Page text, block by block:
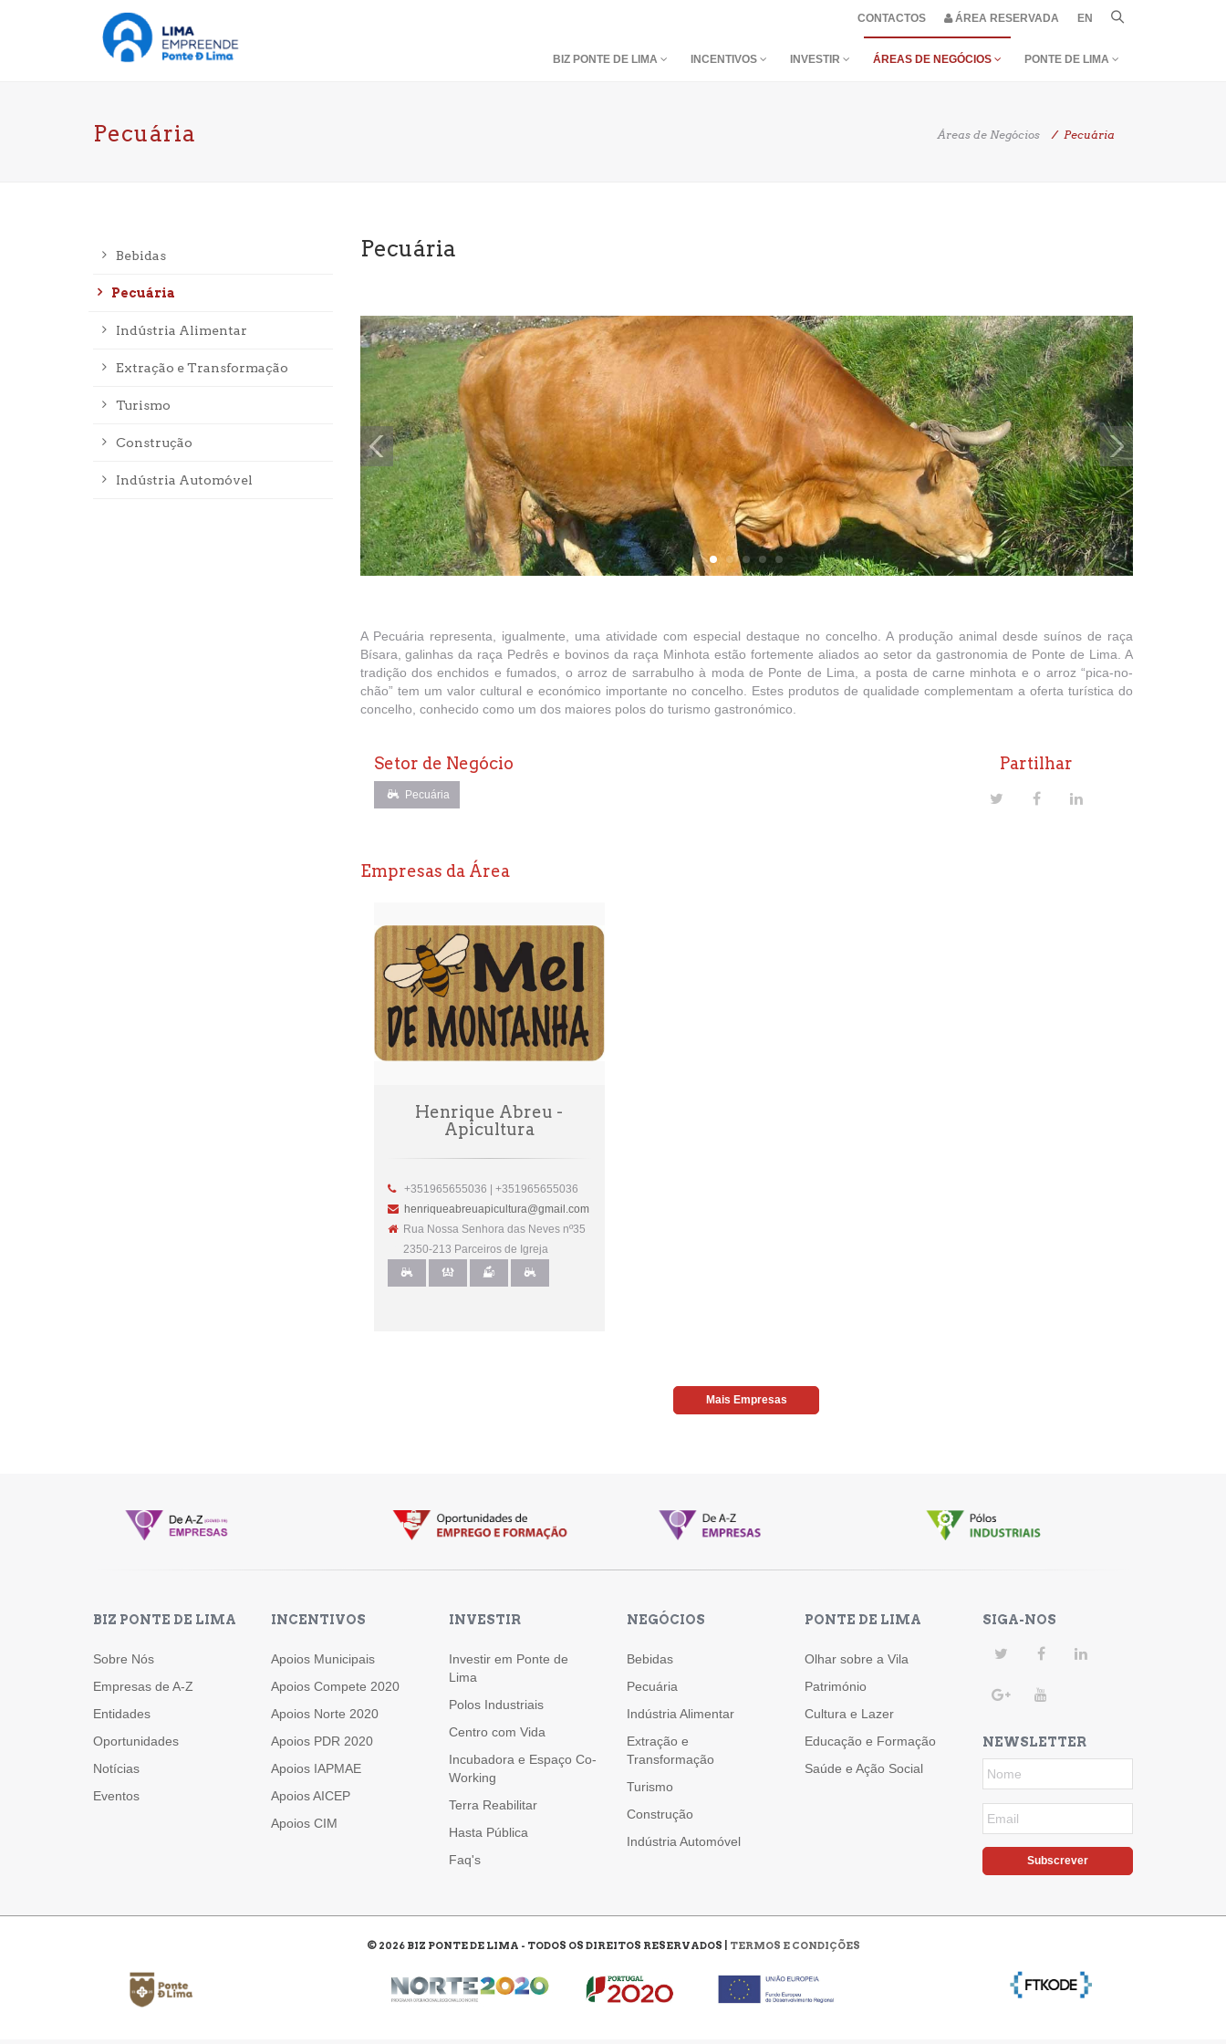
CONTACTOS ÁREA RESERVADA EN
BIZ PONTE DE LIMA INCENTIVOS INVESTIR ÁREAS DE NEGÓCIOS PONTE DE LIMA
Pecuária Áreas de Negócios Pecuária
Bebidas
Pecuária
Indústria Alimentar
Extração e Transformação
Turismo
Construção
Indústria Automóvel
Pecuária
A Pecuária representa, igualmente, uma atividade com especial destaque no concelho. A produção animal desde suínos de raça
Bísara, galinhas da raça Pedrês e bovinos da raça Minhota estão fortemente aliados ao setor da gastronomia de Ponte de Lima. A
tradição dos enchidos e fumados, o arroz de sarrabulho à moda de Ponte de Lima, a posta de carne minhota e o arroz “pica-no-
chão” tem um valor cultural e económico importante no concelho. Estes produtos de qualidade complementam a oferta turística do
concelho, conhecido como um dos maiores polos do turismo gastronómico.
Setor de Negócio
Pecuária
Partilhar
Empresas da Área
Henrique Abreu -
Apicultura
+351965655036 | +351965655036
henriqueabreuapicultura@gmail.com
Rua Nossa Senhora das Neves nº35
2350-213 Parceiros de Igreja
Mais Empresas
BIZ PONTE DE LIMA
Sobre Nós
Empresas de A-Z
Entidades
Oportunidades
Notícias
Eventos
INCENTIVOS
Apoios Municipais
Apoios Compete 2020
Apoios Norte 2020
Apoios PDR 2020
Apoios IAPMAE
Apoios AICEP
Apoios CIM
INVESTIR
Investir em Ponte de
Lima
Polos Industriais
Centro com Vida
Incubadora e Espaço Co-
Working
Terra Reabilitar
Hasta Pública
Faq's
NEGÓCIOS
Bebidas
Pecuária
Indústria Alimentar
Extração e
Transformação
Turismo
Construção
Indústria Automóvel
PONTE DE LIMA
Olhar sobre a Vila
Património
Cultura e Lazer
Educação e Formação
Saúde e Ação Social
SIGA-NOS
NEWSLETTER
Subscrever
© 2026BIZ PONTE DE LIMA - TODOS OS DIREITOS RESERVADOS | TERMOS E CONDIÇÕES